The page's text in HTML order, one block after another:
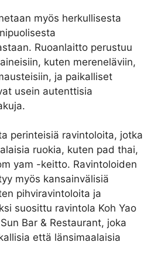
myös herkullisesta
Ruoanlaitto perustuu
kuten mereneläviin,
ja paikalliset
usein autenttisia
perinteisiä ravintoloita, jotka
ruokia, kuten pad thai,
yam -keitto. Ravintoloiden
myös kansainvälisiä
pihviravintoloita ja
suosittu ravintola Koh Yao
Bar & Restaurant, joka
että länsimaalaisia